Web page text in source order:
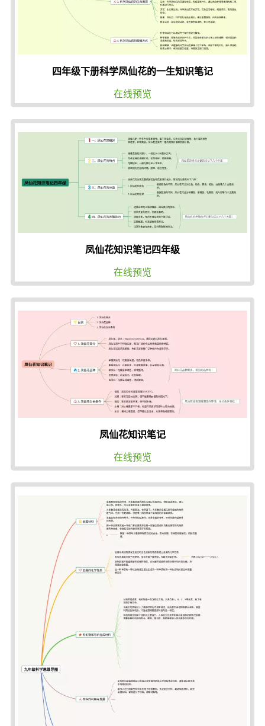
四年级下册科学凤仙花的一生知识笔记
在线预览
凤仙花知识笔记四年级
在线预览
凤仙花知识笔记
在线预览